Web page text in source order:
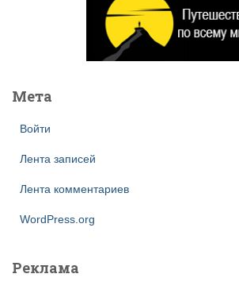
Мета
Войти
Лента записей
Лента комментариев
WordPress.org
Реклама